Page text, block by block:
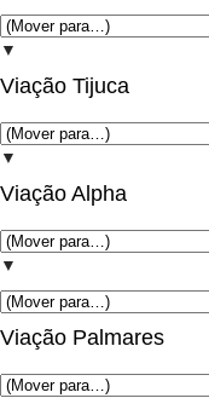
▼
Viação Tijuca
▼
Viação Alpha
▼
Viação Palmares